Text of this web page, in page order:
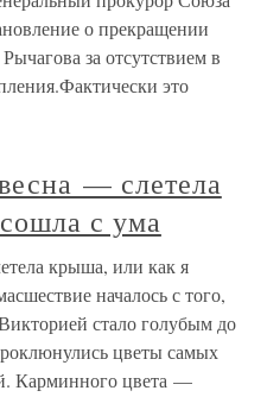
о прекращении
за отсутствием в
это
— слетела
с ума
крыша, или как я
началось с того,
стало голубым до
цветы самых
Карминного цвета —